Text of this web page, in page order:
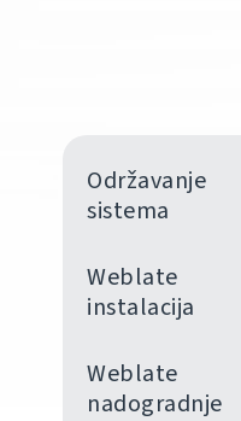
Održavanje
sistema
Weblate
instalacija
Weblate
nadogradnje